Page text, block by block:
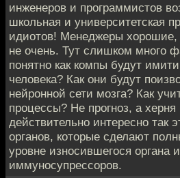
инженеров и программистов
школьная и университетская
идиотов! Менеджеры хорошие,
не очень. Тут слишком много
понятно как компы будут
человека? Как они будут
нейронной сети мозга? Как
процессы? Не прогноз, а
действительно интересно так
органов, которые сделают
уровне износившегося органа
иммуносупрессоров.